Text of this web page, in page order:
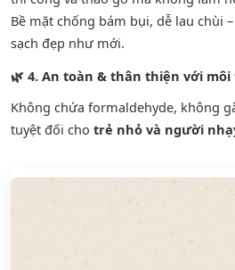
Bề mặt chống bám bụi, dễ lau chùi
sạch đẹp như mới.
🌿 4. An toàn & thân thiện với
Không chứa formaldehyde, không
tuyệt đối cho trẻ nhỏ và người